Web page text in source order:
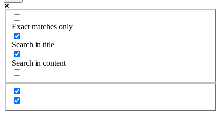
Exact matches only
Search in title
Search in content